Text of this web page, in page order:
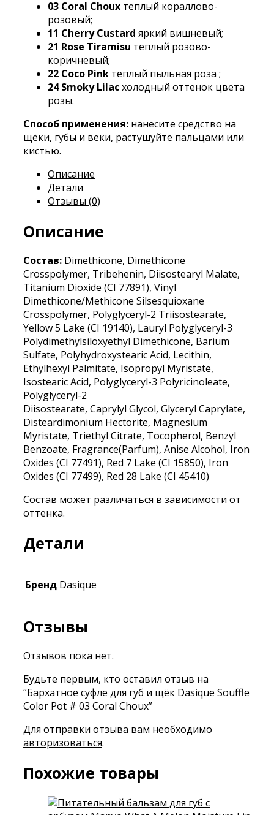
03 Сoral Choux теплый кораллово-
розовый;
11 Cherry Custard яркий вишневый;
21 Rose Tiramisu теплый розово-
коричневый;
22 Сoco Pink теплый пыльная роза ;
24 Smoky Lilacхолодный оттенок цвета
розы.
Способ применения: нанесите средство на
щёки, губы и веки, растушуйте пальцами или
кистью.
Описание
Детали
Отзывы (0)
Описание
Состав: Dimethicone, Dimethicone
Crosspolymer, Tribehenin, Diisostearyl Malate,
Titanium Dioxide (CI 77891), Vinyl
Dimethicone/Methicone Silsesquioxane
Crosspolymer, Polyglyceryl-2 Triisostearate,
Yellow 5 Lake (CI 19140), Lauryl Polyglyceryl-3
Polydimethylsiloxyethyl Dimethicone, Barium
Sulfate, Polyhydroxystearic Acid, Lecithin,
Ethylhexyl Palmitate, Isopropyl Myristate,
Isostearic Acid, Polyglyceryl-3 Polyricinoleate,
Polyglyceryl-2
Diisostearate, Caprylyl Glycol, Glyceryl Caprylate,
Disteardimonium Hectorite, Magnesium
Myristate, Triethyl Citrate, Tocopherol, Benzyl
Benzoate, Fragrance(Parfum), Anise Alcohol, Iron
Oxides (CI 77491), Red 7 Lake (CI 15850), Iron
Oxides (CI 77499), Red 28 Lake (CI 45410)
Состав может различаться в зависимости от
оттенка.
Детали
Бренд Dasique
Отзывы
Отзывов пока нет.
Будьте первым, кто оставил отзыв на
“Бархатное суфле для губ и щёк Dasique Souffle
Color Pot # 03 Coral Choux”
Для отправки отзыва вам необходимо
авторизоваться.
Похожие товары